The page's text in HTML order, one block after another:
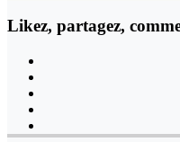
Likez, partagez,